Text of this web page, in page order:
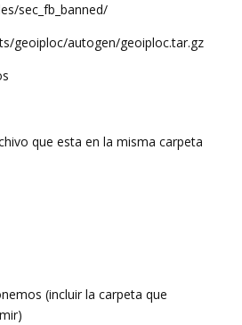
sec_fb_banned/
geoiploc/autogen/geoiploc.tar.gz
que esta en la misma carpeta
(incluir la carpeta que